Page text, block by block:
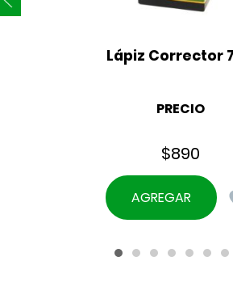
Lápiz Corrector
PRECIO
$890
AGREGAR